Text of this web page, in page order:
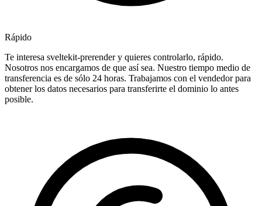
Rápido
Te interesa sveltekit-prerender y quieres controlarlo, rápido.
Nosotros nos encargamos de que así sea. Nuestro tiempo medio de
transferencia es de sólo 24 horas. Trabajamos con el vendedor para
obtener los datos necesarios para transferirte el dominio lo antes
posible.